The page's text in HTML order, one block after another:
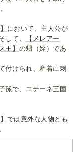
において、主人公が
して、
【メレアー
王】 の甥（姪）であ
付けられ、産着に刺
孫で、エテーネ王国
では意外な人物 とも